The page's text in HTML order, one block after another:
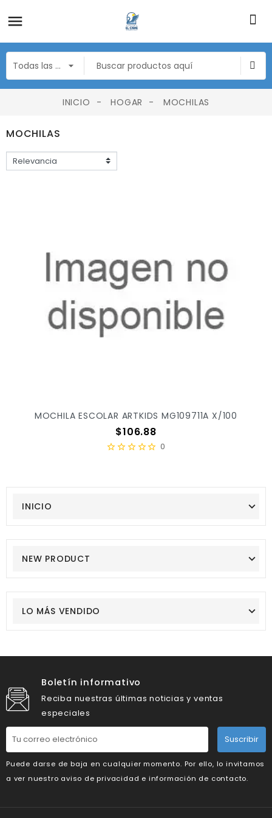
INICIO HOGAR MOCHILAS
INICIO
NEW PRODUCT
LO MÁS VENDIDO
MOCHILAS
MOCHILA ESCOLAR ARTKIDS MG109711A X/100
Precio
$106.88
0
Boletín informativo
Reciba nuestras últimas noticias y ventas
especiales
Suscribir
Puede darse de baja en cualquier momento. Por ello, lo invitamos
a ver nuestro aviso de privacidad e información de contacto.